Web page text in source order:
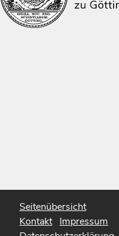
Seitenübersicht
Kontakt Impressum